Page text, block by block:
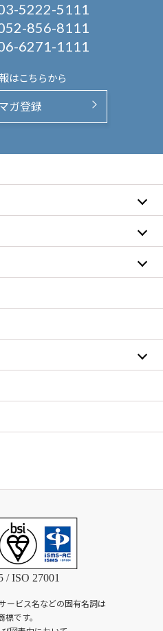
5222-5111
856-8111
6271-1111
はこちらから
ガ登録
/ ISO 27001
ービス名などの固有名詞は
標です。